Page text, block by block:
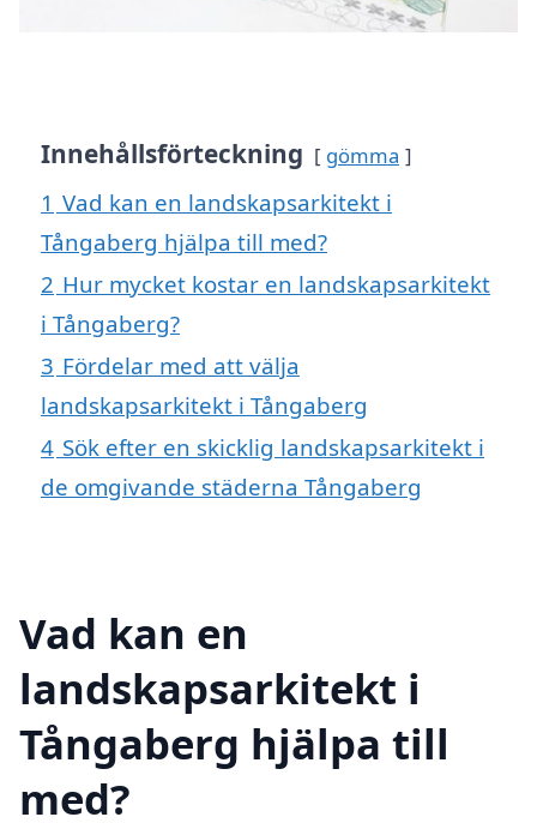
Innehållsförteckning gömma
1 Vad kan en landskapsarkitekt i
Tångaberg hjälpa till med?
2 Hur mycket kostar en landskapsarkitekt
i Tångaberg?
3 Fördelar med att välja
landskapsarkitekt i Tångaberg
4 Sök efter en skicklig landskapsarkitekt i
de omgivande städerna Tångaberg
Vad kan en
landskapsarkitekt i
Tångaberg hjälpa till
med?